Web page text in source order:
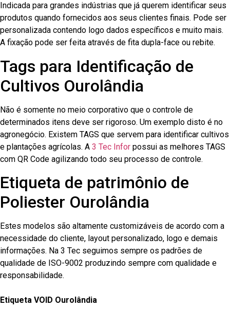
Indicada para grandes indústrias que já querem identificar seus
produtos quando fornecidos aos seus clientes finais. Pode ser
personalizada contendo logo dados específicos e muito mais.
A fixação pode ser feita através de fita dupla-face ou rebite.
Tags para Identificação de
Cultivos Ourolândia
Não é somente no meio corporativo que o controle de
determinados itens deve ser rigoroso. Um exemplo disto é no
agronegócio. Existem TAGS que servem para identificar cultivos
e plantações agrícolas. A 3 Tec Infor possui as melhores TAGS
com QR Code agilizando todo seu processo de controle.
Etiqueta de patrimônio de
Poliester Ourolândia
Estes modelos são altamente customizáveis de acordo com a
necessidade do cliente, layout personalizado, logo e demais
informações. Na 3 Tec seguimos sempre os padrões de
qualidade de ISO-9002 produzindo sempre com qualidade e
responsabilidade.
Etiqueta VOID Ourolândia